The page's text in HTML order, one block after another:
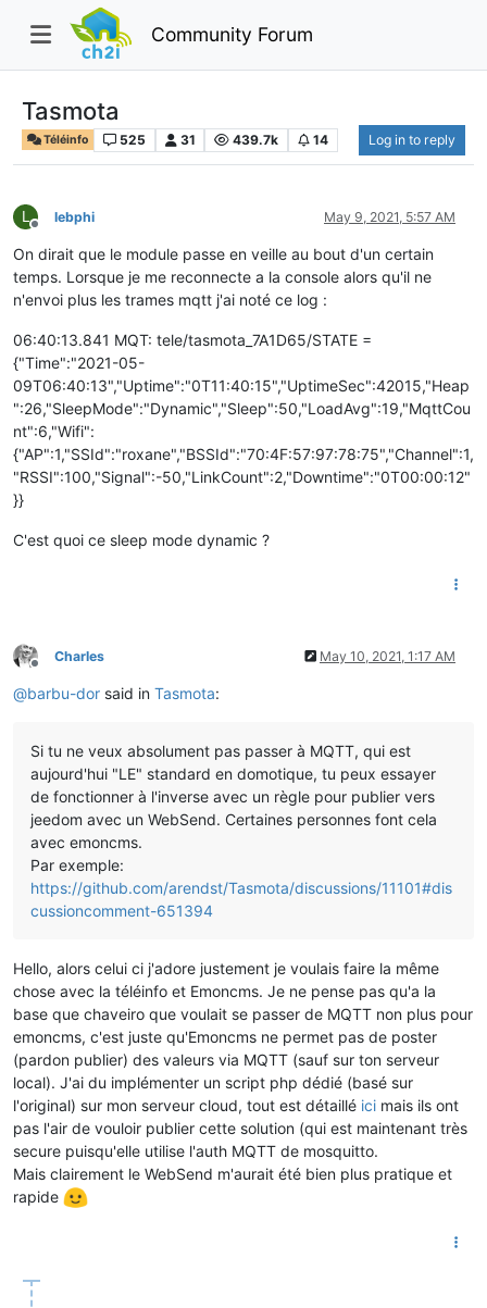
Community Forum
Tasmota
Téléinfo 525 31 439.7k 14 Log in to reply
L
Offline
lebphi May 9, 2021, 5:57 AM
On dirait que le module passe en veille au bout d'un certain
temps. Lorsque je me reconnecte a la console alors qu'il ne
n'envoi plus les trames mqtt j'ai noté ce log :
06:40:13.841 MQT: tele/tasmota_7A1D65/STATE =
{"Time":"2021-05-
09T06:40:13","Uptime":"0T11:40:15","UptimeSec":42015,"Heap
":26,"SleepMode":"Dynamic","Sleep":50,"LoadAvg":19,"MqttCou
nt":6,"Wifi":
{"AP":1,"SSId":"roxane","BSSId":"70:4F:57:97:78:75","Channel":1,
"RSSI":100,"Signal":-50,"LinkCount":2,"Downtime":"0T00:00:12"
}}
C'est quoi ce sleep mode dynamic ?
Offline
Charles May 10, 2021, 1:17 AM
@barbu-dor said in Tasmota:
Si tu ne veux absolument pas passer à MQTT, qui est
aujourd'hui "LE" standard en domotique, tu peux essayer
de fonctionner à l'inverse avec un règle pour publier vers
jeedom avec un WebSend. Certaines personnes font cela
avec emoncms.
Par exemple:
https://github.com/arendst/Tasmota/discussions/11101#dis
cussioncomment-651394
Hello, alors celui ci j'adore justement je voulais faire la même
chose avec la téléinfo et Emoncms. Je ne pense pas qu'a la
base que chaveiro que voulait se passer de MQTT non plus pour
emoncms, c'est juste qu'Emoncms ne permet pas de poster
(pardon publier) des valeurs via MQTT (sauf sur ton serveur
local). J'ai du implémenter un script php dédié (basé sur
l'original) sur mon serveur cloud, tout est détaillé ici mais ils ont
pas l'air de vouloir publier cette solution (qui est maintenant très
secure puisqu'elle utilise l'auth MQTT de mosquitto.
Mais clairement le WebSend m'aurait été bien plus pratique et
rapide